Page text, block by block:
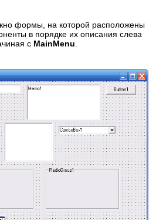
формы, на которой расположены
в порядке их описания слева
с MainMenu.